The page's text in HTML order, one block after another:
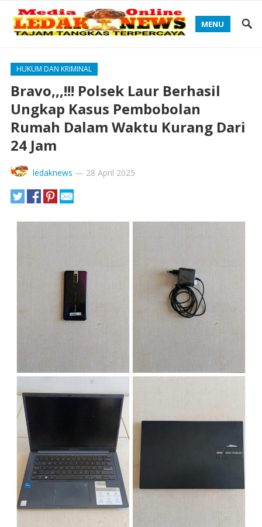
MENU
HUKUM DAN KRIMINAL
Bravo,,,!!! Polsek Laur Berhasil
Ungkap Kasus Pembobolan
Rumah Dalam Waktu Kurang Dari
24 Jam
ledaknews — 28 April 2025